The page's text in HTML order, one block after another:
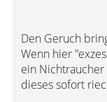
Den Geruch
Wenn hier
ein Nichtraucher
dieses sofort